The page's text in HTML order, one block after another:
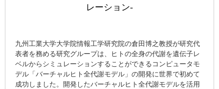
レーション-
九州工業大学大学院情報工学研究院の倉田博之教授が研究代
表者を務める研究グループは、ヒトの全身の代謝を遺伝子レ
ベルからシミュレーションすることができるコンピュータモ
デル「バーチャルヒト全代謝モデル」の開発に世界で初めて
成功しました。開発したバーチャルヒト全代謝モデルを活用